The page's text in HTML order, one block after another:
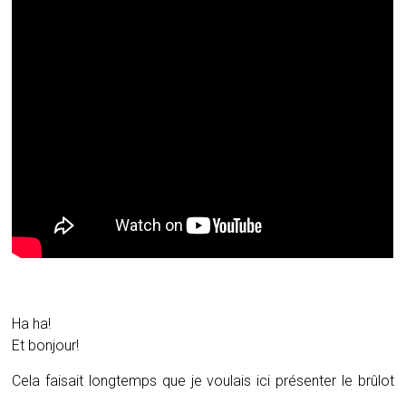
Ha ha!
Et bonjour!
Cela faisait longtemps que je voulais ici présenter le brûlot